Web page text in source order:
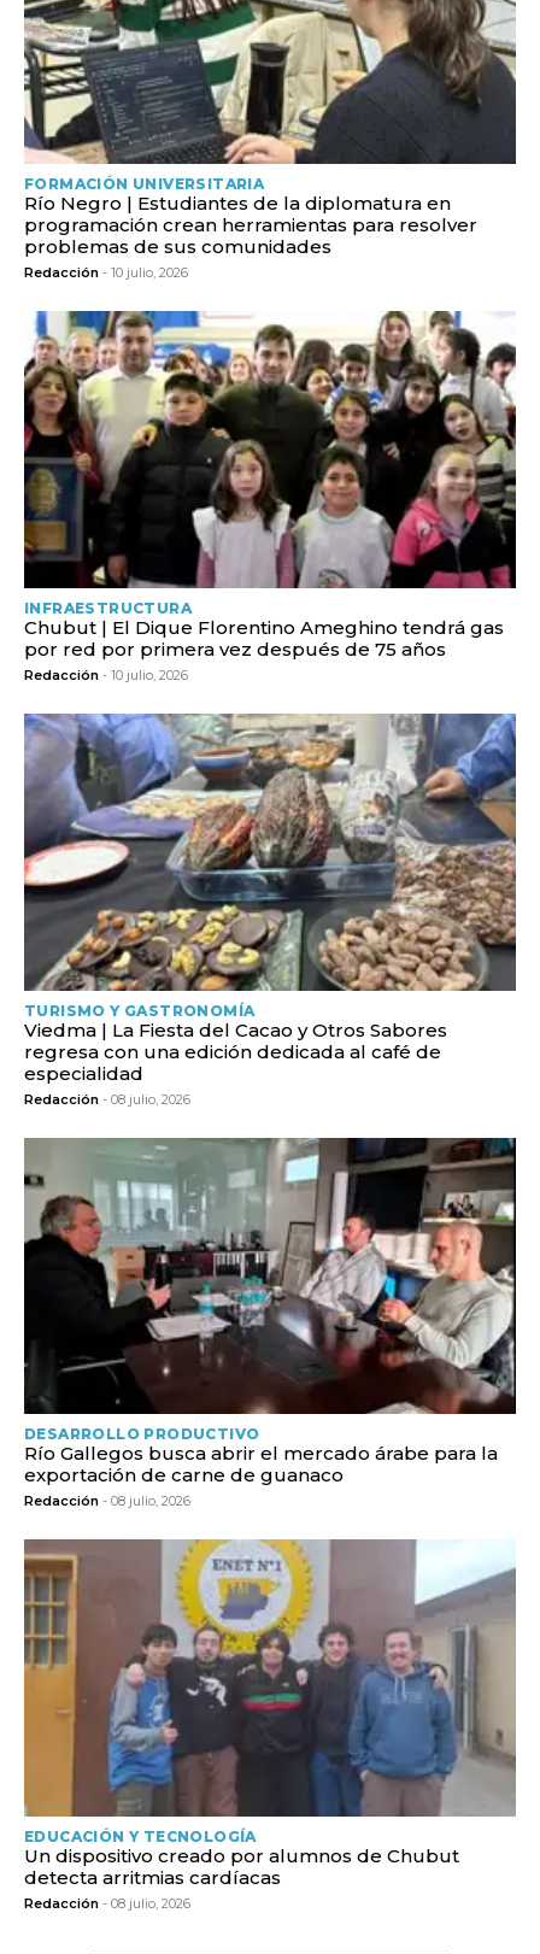
FORMACIÓN UNIVERSITARIA
Río Negro | Estudiantes de la diplomatura en
programación crean herramientas para resolver
problemas de sus comunidades
Redacción - 10 julio, 2026
INFRAESTRUCTURA
Chubut | El Dique Florentino Ameghino tendrá gas
por red por primera vez después de 75 años
Redacción - 10 julio, 2026
TURISMO Y GASTRONOMÍA
Viedma | La Fiesta del Cacao y Otros Sabores
regresa con una edición dedicada al café de
especialidad
Redacción - 08 julio, 2026
DESARROLLO PRODUCTIVO
Río Gallegos busca abrir el mercado árabe para la
exportación de carne de guanaco
Redacción - 08 julio, 2026
EDUCACIÓN Y TECNOLOGÍA
Un dispositivo creado por alumnos de Chubut
detecta arritmias cardíacas
Redacción - 08 julio, 2026